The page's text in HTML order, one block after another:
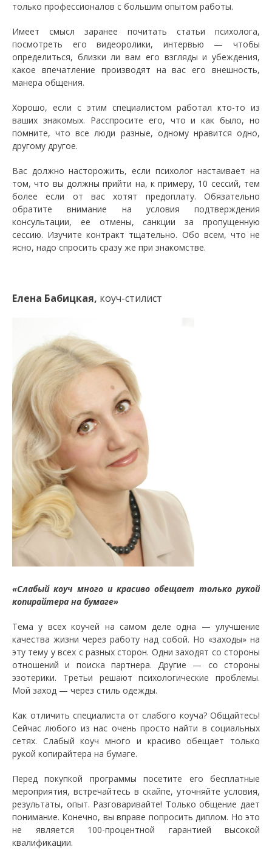
только профессионалов с большим опытом работы.
Имеет смысл заранее почитать статьи психолога,
посмотреть его видеоролики, интервью — чтобы
определиться, близки ли вам его взгляды и убеждения,
какое впечатление производят на вас его внешность,
манера общения.
Хорошо, если с этим специалистом работал кто-то из
ваших знакомых. Расспросите его, что и как было, но
помните, что все люди разные, одному нравится одно,
другому другое.
Вас должно насторожить, если психолог настаивает на
том, что вы должны прийти на, к примеру, 10 сессий, тем
более если от вас хотят предоплату. Обязательно
обратите внимание на условия подтверждения
консультации, ее отмены, санкции за пропущенную
сессию. Изучите контракт тщательно. Обо всем, что не
ясно, надо спросить сразу же при знакомстве.
Елена Бабицкая, коуч-стилист
«Слабый коуч много и красиво обещает только рукой
копирайтера на бумаге»
Тема у всех коучей на самом деле одна — улучшение
качества жизни через работу над собой. Но «заходы» на
эту тему у всех с разных сторон. Одни заходят со стороны
отношений и поиска партнера. Другие — со стороны
эзотерики. Третьи решают психологические проблемы.
Мой заход — через стиль одежды.
Как отличить специалиста от слабого коуча? Общайтесь!
Сейчас любого из нас очень просто найти в социальных
сетях. Слабый коуч много и красиво обещает только
рукой копирайтера на бумаге.
Перед покупкой программы посетите его бесплатные
мероприятия, встречайтесь в скайпе, уточняйте условия,
результаты, опыт. Разговаривайте! Только общение дает
понимание. Конечно, вы вправе попросить диплом. Но это
не является 100-процентной гарантией высокой
квалификации.